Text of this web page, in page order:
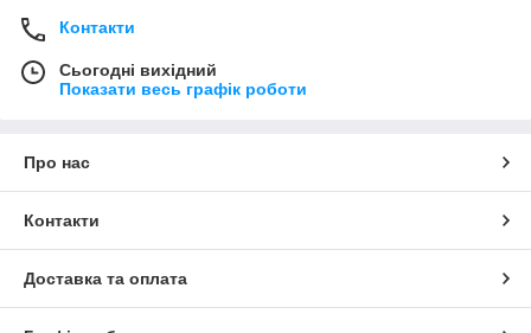
Контакти
Сьогодні вихідний
Показати весь графік роботи
Про нас
Контакти
Доставка та оплата